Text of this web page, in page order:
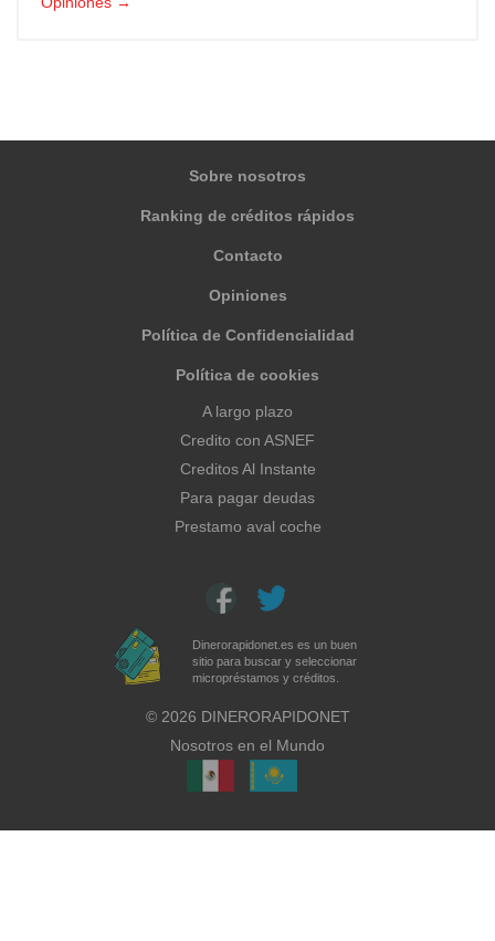
Sobre nosotros
Ranking de créditos rápidos
Contacto
Opiniones
Política de Confidencialidad
Política de cookies
Dinerorapidonet.es es un buen
sitio para buscar y seleccionar
micropréstamos y créditos.
A largo plazo
Credito con ASNEF
Creditos Al Instante
Para pagar deudas
Prestamo aval coche
© 2026 DINERORAPIDONET
Nosotros en el Mundo